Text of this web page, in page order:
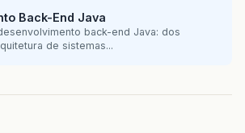
Back-End Java
back-end Java: dos
de sistemas...